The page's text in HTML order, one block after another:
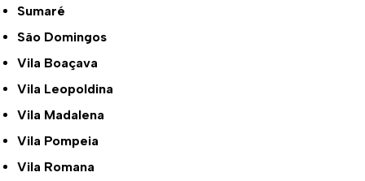
Sumaré
São Domingos
Vila Boaçava
Vila Leopoldina
Vila Madalena
Vila Pompeia
Vila Romana